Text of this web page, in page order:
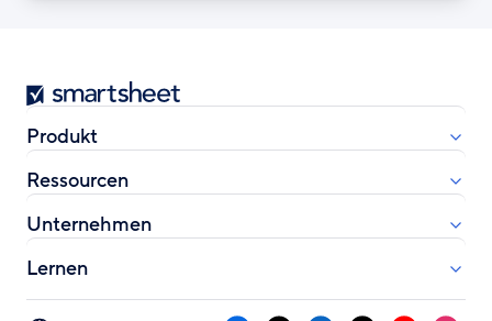
Smartsheet
Produkt
Ressourcen
Unternehmen
Lernen